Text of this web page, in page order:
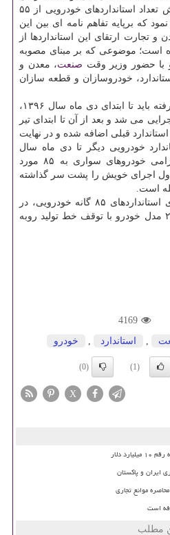
ملی استاندارد ایران از افزایش تعداد استانداردهای خودرویی از ۵۵
نمود كه برپایه تفاهم نامه ای بین این
و تجارت ارتقای این استانداردها از
است؛ موضوعی كه بر مبنای مصوبه
حضور وزیر وقت صنعت، معدن و
خودروسازان و قطعه سازان
براساس زمان بندی صورت گرفته باید تا ابتدای دی ماه سال ۱۳۹۶،
می شد و بعد از آن تا ابتدای تیر
ماه سال ۱۳۹۷ دو مورد به ۶۱ استاندارد قبلی اضافه شده و در نهایت
مورد استاندارد خودرویی دیگر تا دی ماه سال
۱۳۹۷، تعداد استانداردهای الزامی خودروهای سواری به ۸۵ مورد
اول اجرای خویش را پشت سر گذاشته
است.
گفتنی است در فاز اول اجرای استانداردهای ۸۵ گانه خودرویی، در
ابتدای دی ماه سال گذشته، ۲۳ مدل خودرو با توقف خط تولید روبه
4169
استاندارد خودرو
(1)
(0)
X
دلار
ایران و پاکستان
مطلب